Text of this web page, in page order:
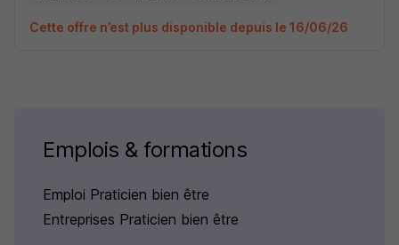
Cette offre n’est plus disponible depuis le 16/06/26
Emplois & formations
Emploi Praticien bien être
Entreprises Praticien bien être